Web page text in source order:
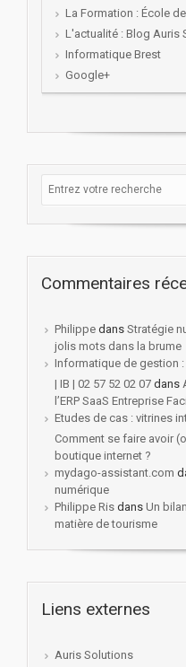
La Formation : École
L'actualité : Blog Auris
Informatique Brest
Google+
Commentaires
Philippe dans Stratégie
jolis mots dans la brume
Informatique de gestion :
| IB | 02 57 52 02 07 dans
l’ERP SaaS Entreprise
Etudes de cas : vitrines
Comment se faire avoir
boutique internet ?
mydago-assistant.com
numérique
Philippe Ris dans Un
matière de tourisme
Liens externes
Auris Solutions